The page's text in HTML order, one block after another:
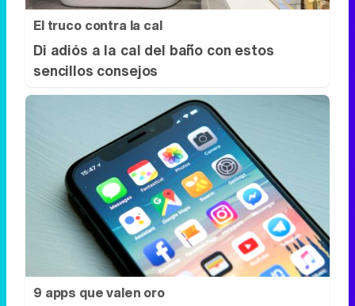
El truco contra la cal
Di adiós a la cal del baño con estos
sencillos consejos
9 apps que valen oro